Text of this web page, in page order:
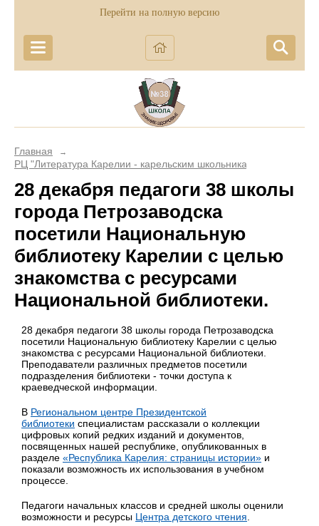
Перейти на полную версию
Главная →
РЦ "Литература Карелии - карельским школьникам"
28 декабря педагоги 38 школы
города Петрозаводска
посетили Национальную
библиотеку Карелии с целью
знакомства с ресурсами
Национальной библиотеки.
28 декабря педагоги 38 школы города Петрозаводска
посетили Национальную библиотеку Карелии с целью
знакомства с ресурсами Национальной библиотеки.
Преподаватели различных предметов посетили
подразделения библиотеки - точки доступа к
краеведческой информации.
В Региональном центре Президентской
библиотеки специалистам рассказали о коллекции
цифровых копий редких изданий и документов,
посвященных нашей республике, опубликованных в
разделе «Республика Карелия: страницы истории» и
показали возможность их использования в учебном
процессе.
Педагоги начальных классов и средней школы оценили
возможности и ресурсы Центра детского чтения